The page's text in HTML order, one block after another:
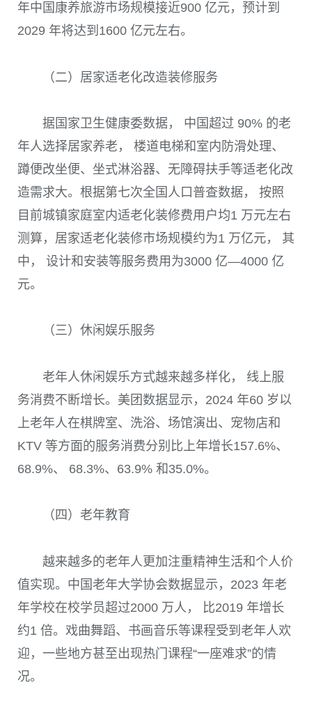
年中国康养旅游市场规模接近900 亿元，预计到
2029 年将达到1600 亿元左右。
（二）居家适老化改造装修服务
据国家卫生健康委数据， 中国超过 90% 的老
年人选择居家养老， 楼道电梯和室内防滑处理、
蹲便改坐便、坐式淋浴器、无障碍扶手等适老化改
造需求大。根据第七次全国人口普查数据， 按照
目前城镇家庭室内适老化装修费用户均1 万元左右
测算，居家适老化装修市场规模约为1 万亿元， 其
中， 设计和安装等服务费用为3000 亿—4000 亿
元。
（三）休闲娱乐服务
老年人休闲娱乐方式越来越多样化， 线上服
务消费不断增长。美团数据显示，2024 年60 岁以
上老年人在棋牌室、洗浴、场馆演出、宠物店和
KTV 等方面的服务消费分别比上年增长157.6%、
68.9%、 68.3%、63.9% 和35.0%。
（四）老年教育
越来越多的老年人更加注重精神生活和个人价
值实现。中国老年大学协会数据显示，2023 年老
年学校在校学员超过2000 万人， 比2019 年增长
约1 倍。戏曲舞蹈、书画音乐等课程受到老年人欢
迎，一些地方甚至出现热门课程“一座难求”的情
况。